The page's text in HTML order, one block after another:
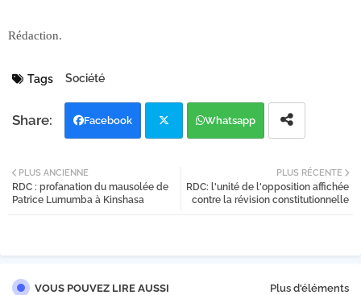
Rédaction.
Tags Société
Facebook
tter
Whatsapp
PLUS RÉCENTE
RDC: l'unité de l'opposition affichée
contre la révision constitutionnelle
PLUS ANCIENNE
RDC : profanation du mausolée de
Patrice Lumumba à Kinshasa
VOUS POUVEZ LIRE AUSSI Plus d'éléments